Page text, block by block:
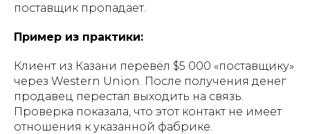
поставщик пропадает.
Пример из практики:
Клиент из Казани перевёл $5 000 «поставщику»
через Western Union. После получения денег
продавец перестал выходить на связь.
Проверка показала, что этот контакт не имеет
отношения к указанной фабрике.